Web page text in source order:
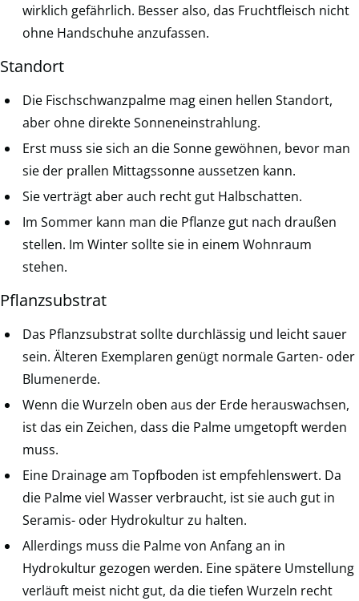
wirklich gefährlich. Besser also, das Fruchtfleisch nicht
ohne Handschuhe anzufassen.
Standort
Die Fischschwanzpalme mag einen hellen Standort,
aber ohne direkte Sonneneinstrahlung.
Erst muss sie sich an die Sonne gewöhnen, bevor man
sie der prallen Mittagssonne aussetzen kann.
Sie verträgt aber auch recht gut Halbschatten.
Im Sommer kann man die Pflanze gut nach draußen
stellen. Im Winter sollte sie in einem Wohnraum
stehen.
Pflanzsubstrat
Das Pflanzsubstrat sollte durchlässig und leicht sauer
sein. Älteren Exemplaren genügt normale Garten- oder
Blumenerde.
Wenn die Wurzeln oben aus der Erde herauswachsen,
ist das ein Zeichen, dass die Palme umgetopft werden
muss.
Eine Drainage am Topfboden ist empfehlenswert. Da
die Palme viel Wasser verbraucht, ist sie auch gut in
Seramis- oder Hydrokultur zu halten.
Allerdings muss die Palme von Anfang an in
Hydrokultur gezogen werden. Eine spätere Umstellung
verläuft meist nicht gut, da die tiefen Wurzeln recht